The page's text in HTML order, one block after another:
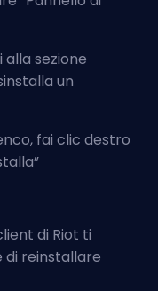
alla sezione
un
fai clic destro
di Riot ti
reinstallare